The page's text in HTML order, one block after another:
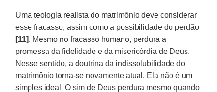
Uma teologia realista do matrimônio deve considerar
esse fracasso, assim como a possibilidade do perdão
[11]. Mesmo no fracasso humano, perdura a
promessa da fidelidade e da misericórdia de Deus.
Nesse sentido, a doutrina da indissolubilidade do
matrimônio torna-se novamente atual. Ela não é um
simples ideal. O sim de Deus perdura mesmo quando